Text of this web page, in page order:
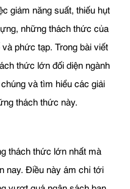
giảm năng suất, thiếu hụt
những thách thức của
phức tạp. Trong bài viết
thức lớn đối diện ngành
và tìm hiểu các giải
thách thức này.
thách thức lớn nhất mà
nay. Điều này ám chỉ tới